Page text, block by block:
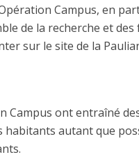
Campus, en
de la recherche et
sur le site de la
Campus ont entraîné
habitants autant que